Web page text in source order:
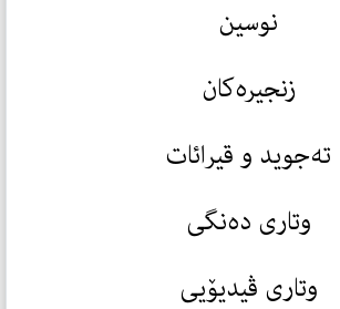
نوسین
زنجیرەکان
تەجوید و قیرائات
وتاری دەنگی
وتاری ڤیدیۆیی